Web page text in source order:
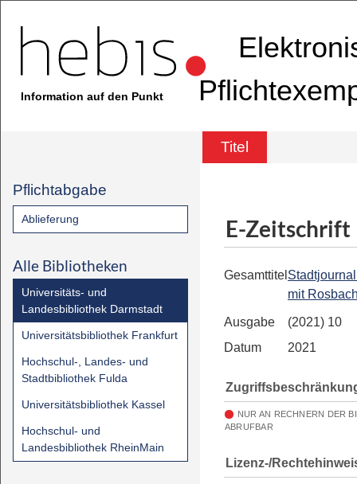
Information auf den Punkt
Titel
Pflichtabgabe
Ablieferung
Alle Bibliotheken
Universitäts- und
Landesbibliothek Darmstadt
Universitätsbibliothek Frankfurt
Hochschul-, Landes- und
Stadtbibliothek Fulda
Universitätsbibliothek Kassel
Hochschul- und
Landesbibliothek RheinMain
E-Zeitschrift
Gesamttitel
mit
Ausgabe
(2021) 10
Datum
2021
NUR AN RECHNERN DER
ABRUFBAR
Lizenz-/